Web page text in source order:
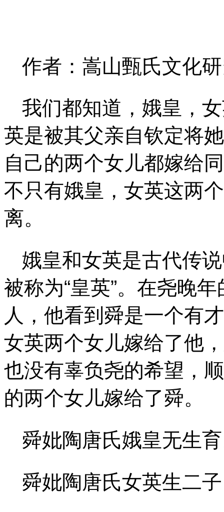
作者：嵩山甄氏文化
我们都知道，娥皇，
英是被其父亲自钦定将
自己的两个女儿都嫁给
不只有娥皇，女英这两
离。
娥皇和女英是古代传
被称为“皇英”。在尧晚
人，他看到舜是一个有
女英两个女儿嫁给了他
也没有辜负尧的希望，
的两个女儿嫁给了舜。
舜妣陶唐氏娥皇无生
舜妣陶唐氏女英生二